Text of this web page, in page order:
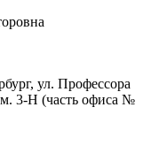
ул. Профессора
3-Н (часть офиса №